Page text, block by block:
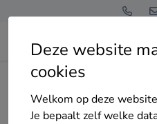
Deze website
cookies
Welkom op deze
Je bepaalt zelf welke
Home Bedrijven overzicht